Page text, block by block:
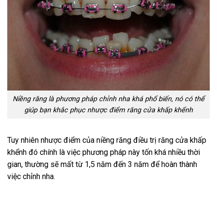
Niềng răng là phương pháp chỉnh nha khá phổ biến, nó có thể
giúp bạn khắc phục nhược điểm răng cửa khấp khểnh
Tuy nhiên nhược điểm của niềng răng điều trị răng cửa khấp
khểnh đó chính là việc phương pháp này tốn khá nhiều thời
gian, thường sẽ mất từ 1,5 năm đến 3 năm để hoàn thành
việc chỉnh nha.